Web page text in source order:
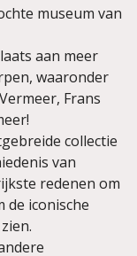
museum van
aan meer
waaronder
Frans
collectie
van
redenen om
de iconische